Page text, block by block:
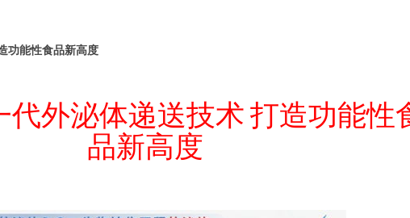
功能性食品新高度
代外泌体递送技术 打造功能性
品新高度